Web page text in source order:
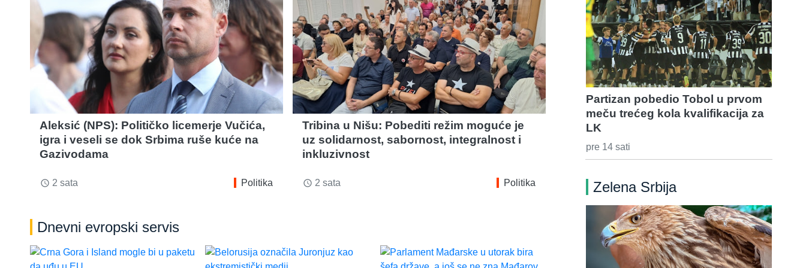
Aleksić (NPS): Političko licemerje Vučića,
igra i veseli se dok Srbima ruše kuće na
Gazivodama
access_time 2 sata Politika
Tribina u Nišu: Pobediti režim moguće je
uz solidarnost, sabornost, integralnost i
inkluzivnost
access_time 2 sata Politika
Dnevni evropski servis
Partizan pobedio Tobol u prvom
meču trećeg kola kvalifikacija za
LK
pre 14 sati
Zelena Srbija